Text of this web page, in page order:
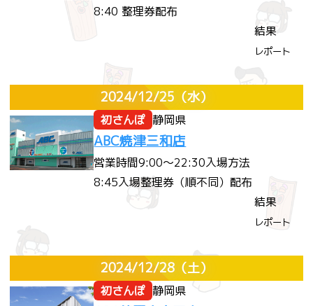
8:40 整理券配布
結果
レポート
2024/12/25 （水）
初さんぽ 静岡県
ABC焼津三和店
営業時間9:00～22:30入場方法
8:45入場整理券（順不同）配布
結果
レポート
2024/12/28 （土）
初さんぽ 静岡県